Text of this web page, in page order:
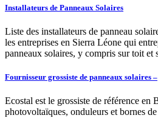
Installateurs de Panneaux Solaires
Liste des installateurs de panneau
les entreprises en Sierra Léone qui
panneaux solaires, y compris sur toit et
Fournisseur grossiste de panneaux solaires –
Ecostal est le grossiste de référence en
photovoltaïques, onduleurs et bornes